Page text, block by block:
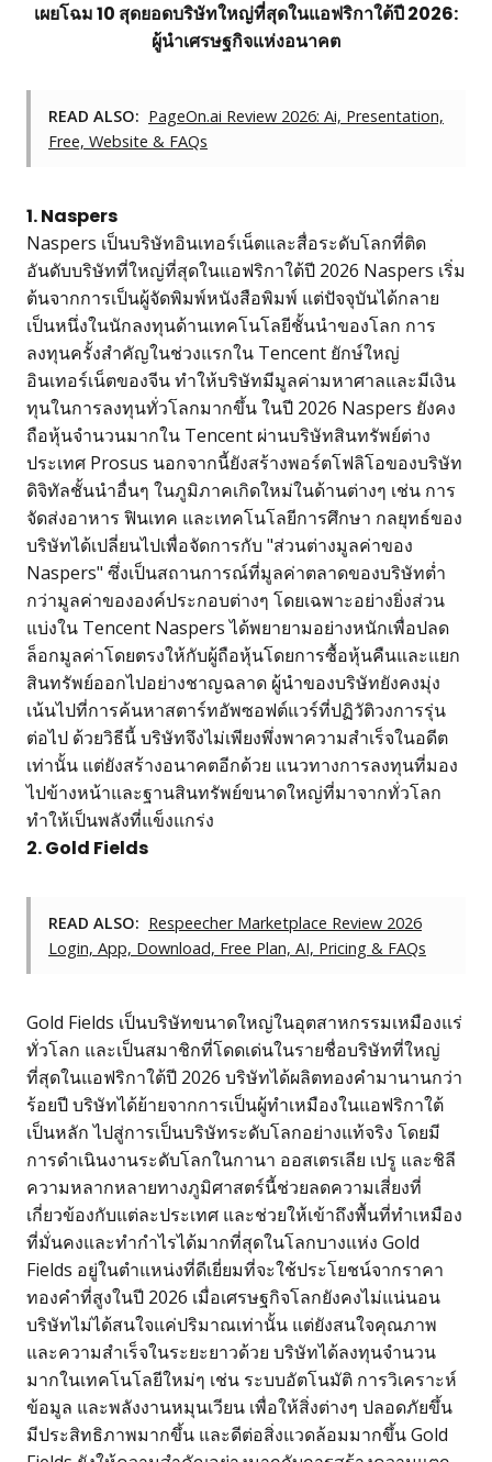
เผยโฉม 10 สุดยอดบริษัทใหญ่ที่สุดในแอฟริกาใต้ปี 2026:
ผู้นำเศรษฐกิจแห่งอนาคต
READ ALSO: PageOn.ai Review 2026: Ai, Presentation,
Free, Website & FAQs
1. Naspers
Naspers เป็นบริษัทอินเทอร์เน็ตและสื่อระดับโลกที่ติด
อันดับบริษัทที่ใหญ่ที่สุดในแอฟริกาใต้ปี 2026 Naspers เริ่ม
ต้นจากการเป็นผู้จัดพิมพ์หนังสือพิมพ์ แต่ปัจจุบันได้กลาย
เป็นหนึ่งในนักลงทุนด้านเทคโนโลยีชั้นนำของโลก การ
ลงทุนครั้งสำคัญในช่วงแรกใน Tencent ยักษ์ใหญ่
อินเทอร์เน็ตของจีน ทำให้บริษัทมีมูลค่ามหาศาลและมีเงิน
ทุนในการลงทุนทั่วโลกมากขึ้น ในปี 2026 Naspers ยังคง
ถือหุ้นจำนวนมากใน Tencent ผ่านบริษัทสินทรัพย์ต่าง
ประเทศ Prosus นอกจากนี้ยังสร้างพอร์ตโฟลิโอของบริษัท
ดิจิทัลชั้นนำอื่นๆ ในภูมิภาคเกิดใหม่ในด้านต่างๆ เช่น การ
จัดส่งอาหาร ฟินเทค และเทคโนโลยีการศึกษา กลยุทธ์ของ
บริษัทได้เปลี่ยนไปเพื่อจัดการกับ "ส่วนต่างมูลค่าของ
Naspers" ซึ่งเป็นสถานการณ์ที่มูลค่าตลาดของบริษัทต่ำ
กว่ามูลค่าขององค์ประกอบต่างๆ โดยเฉพาะอย่างยิ่งส่วน
แบ่งใน Tencent Naspers ได้พยายามอย่างหนักเพื่อปลด
ล็อกมูลค่าโดยตรงให้กับผู้ถือหุ้นโดยการซื้อหุ้นคืนและแยก
สินทรัพย์ออกไปอย่างชาญฉลาด ผู้นำของบริษัทยังคงมุ่ง
เน้นไปที่การค้นหาสตาร์ทอัพซอฟต์แวร์ที่ปฏิวัติวงการรุ่น
ต่อไป ด้วยวิธีนี้ บริษัทจึงไม่เพียงพึ่งพาความสำเร็จในอดีต
เท่านั้น แต่ยังสร้างอนาคตอีกด้วย แนวทางการลงทุนที่มอง
ไปข้างหน้าและฐานสินทรัพย์ขนาดใหญ่ที่มาจากทั่วโลก
ทำให้เป็นพลังที่แข็งแกร่ง
2. Gold Fields
READ ALSO: Respeecher Marketplace Review 2026
Login, App, Download, Free Plan, AI, Pricing & FAQs
Gold Fields เป็นบริษัทขนาดใหญ่ในอุตสาหกรรมเหมืองแร่
ทั่วโลก และเป็นสมาชิกที่โดดเด่นในรายชื่อบริษัทที่ใหญ่
ที่สุดในแอฟริกาใต้ปี 2026 บริษัทได้ผลิตทองคำมานานกว่า
ร้อยปี บริษัทได้ย้ายจากการเป็นผู้ทำเหมืองในแอฟริกาใต้
เป็นหลัก ไปสู่การเป็นบริษัทระดับโลกอย่างแท้จริง โดยมี
การดำเนินงานระดับโลกในกานา ออสเตรเลีย เปรู และชิลี
ความหลากหลายทางภูมิศาสตร์นี้ช่วยลดความเสี่ยงที่
เกี่ยวข้องกับแต่ละประเทศ และช่วยให้เข้าถึงพื้นที่ทำเหมือง
ที่มั่นคงและทำกำไรได้มากที่สุดในโลกบางแห่ง Gold
Fields อยู่ในตำแหน่งที่ดีเยี่ยมที่จะใช้ประโยชน์จากราคา
ทองคำที่สูงในปี 2026 เมื่อเศรษฐกิจโลกยังคงไม่แน่นอน
บริษัทไม่ได้สนใจแค่ปริมาณเท่านั้น แต่ยังสนใจคุณภาพ
และความสำเร็จในระยะยาวด้วย บริษัทได้ลงทุนจำนวน
มากในเทคโนโลยีใหม่ๆ เช่น ระบบอัตโนมัติ การวิเคราะห์
ข้อมูล และพลังงานหมุนเวียน เพื่อให้สิ่งต่างๆ ปลอดภัยขึ้น
มีประสิทธิภาพมากขึ้น และดีต่อสิ่งแวดล้อมมากขึ้น Gold